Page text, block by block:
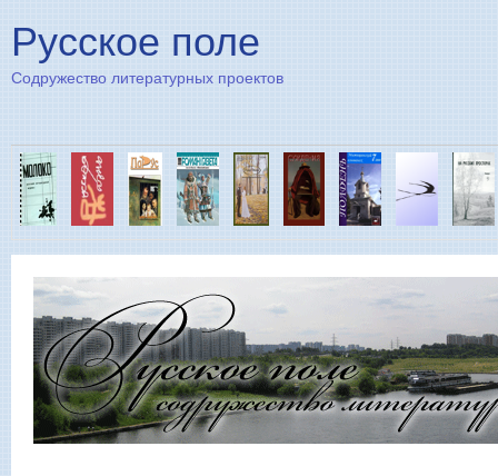
Русское поле
Содружество литературных проектов